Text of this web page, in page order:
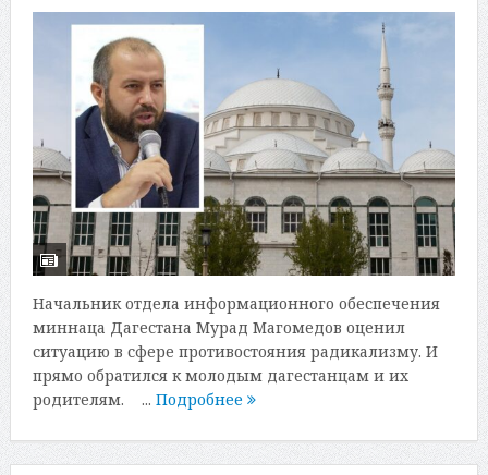
Начальник отдела информационного обеспечения
миннаца Дагестана Мурад Магомедов оценил
ситуацию в сфере противостояния радикализму. И
прямо обратился к молодым дагестанцам и их
родителям. ... Подробнее